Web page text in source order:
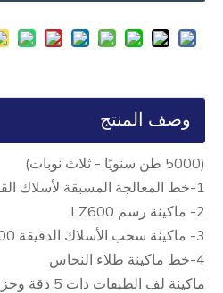
وصف المنتج
(5000 طن سنويًا - ثلاث نوبات)
1-خط المعالجة المسبقة لأسلاك القضبان
2- ماكينة رسم LZ600
3- ماكينة سحب الأسلاك الدقيقة LZ400
4-خط ماكينة طلاء النحاس
ماكينة لف الطبقات ذات 5 دقة وحزمة الانكماش